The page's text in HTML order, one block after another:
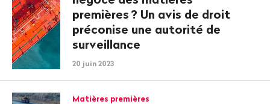
premières ? Un avis de droit
préconise une autorité de
surveillance
20 juin 2023
Matières premières